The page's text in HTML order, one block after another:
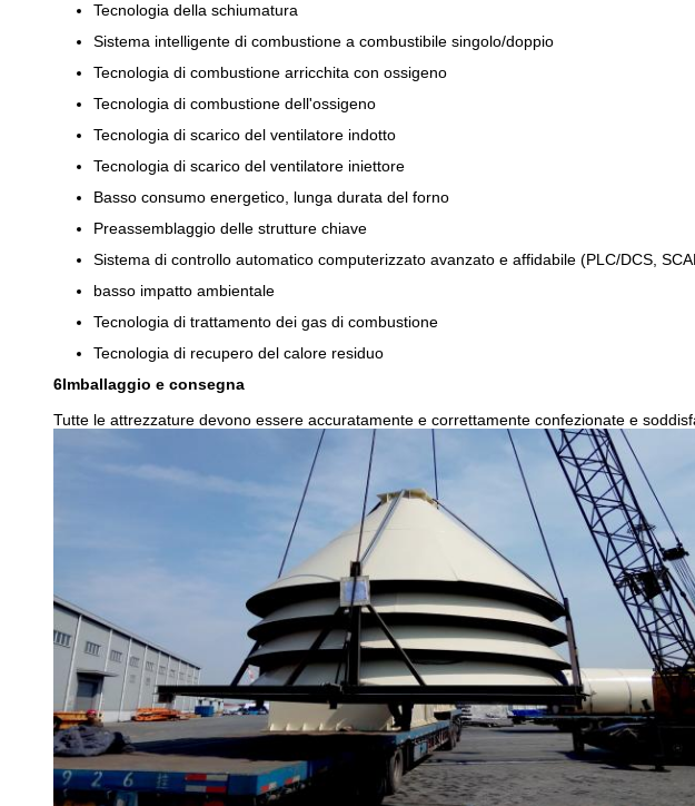
Tecnologia della schiumatura
Sistema intelligente di combustione a combustibile singolo/doppio
Tecnologia di combustione arricchita con ossigeno
Tecnologia di combustione dell'ossigeno
Tecnologia di scarico del ventilatore indotto
Tecnologia di scarico del ventilatore iniettore
Basso consumo energetico, lunga durata del forno
Preassemblaggio delle strutture chiave
Sistema di controllo automatico computerizzato avanzato e affidabile (PLC/DCS,
basso impatto ambientale
Tecnologia di trattamento dei gas di combustione
Tecnologia di recupero del calore residuo
6Imballaggio e consegna
Tutte le attrezzature devono essere accuratamente e correttamente confezionate e